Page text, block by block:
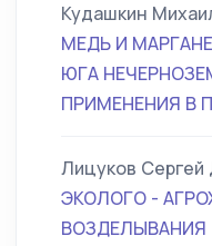
Кудашкин
МЕДЬ И
ЮГА
ПРИМЕНЕНИЯ В
Лицуков Сергей
ЭКОЛОГО -
ВОЗДЕЛЫВАНИЯ